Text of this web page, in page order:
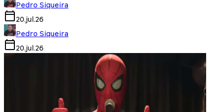
Pedro Siqueira
20.jul.26
Pedro Siqueira
20.jul.26